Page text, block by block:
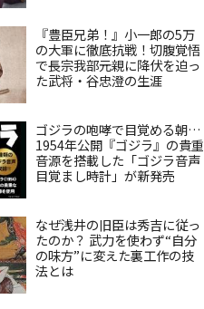
『豊臣兄弟！』小一郎の5万
の大軍に徹底抗戦！切腹覚悟
で長宗我部元親に降伏を迫っ
た武将・谷忠澄の生涯
ゴジラの咆哮で目覚める朝…
1954年公開『ゴジラ』の貴重
音源を搭載した「ゴジラ音声
目覚まし時計」が新発売
なぜ浅井の旧臣は秀吉に従っ
たのか？ 武力を使わず“自分
の味方”に変えた裏工作の技
法とは